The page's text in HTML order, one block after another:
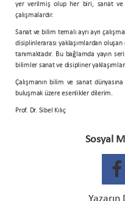
yer verilmiş olup her biri, sanat ve
çalışmalardır.
Sanat ve bilim temalı ayrı ayrı
disiplinlerarası yaklaşımlardan oluşan
tanımaktadır. Bu bağlamda yayın
bilimler sanat ve disipliner
Çalışmanın bilim ve sanat
buluşmak üzere esenlikler dilerim.
Prof. Dr. Sibel Kılıç
Sosyal